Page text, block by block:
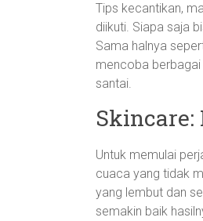
Tips kecantikan,
diikuti. Siapa saja
Sama halnya
mencoba berbagai
santai.
Untuk memulai
cuaca yang tidak
yang lembut dan
semakin baik